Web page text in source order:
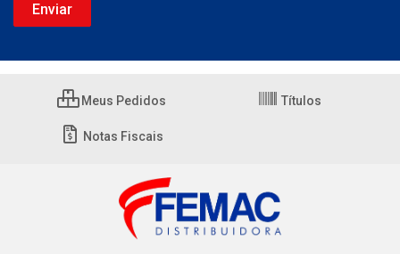
Meus Pedidos Títulos
Notas Fiscais